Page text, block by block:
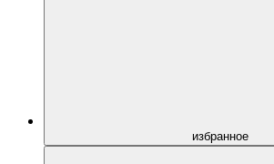
избранное